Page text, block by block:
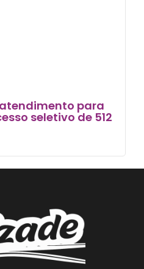
para
seletivo de 512